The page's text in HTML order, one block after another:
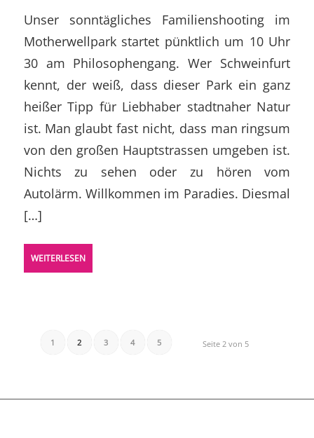
Unser sonntägliches Familienshooting im
Motherwellpark startet pünktlich um 10 Uhr
30 am Philosophengang. Wer Schweinfurt
kennt, der weiß, dass dieser Park ein ganz
heißer Tipp für Liebhaber stadtnaher Natur
ist. Man glaubt fast nicht, dass man ringsum
von den großen Hauptstrassen umgeben ist.
Nichts zu sehen oder zu hören vom
Autolärm. Willkommen im Paradies. Diesmal
[…]
WEITERLESEN
Seite 2 von 5
1 2 3 4 5